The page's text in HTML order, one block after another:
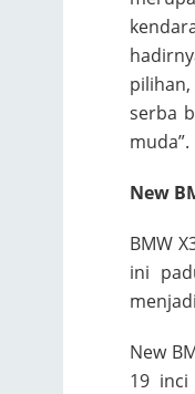
serba
muda”.
New
BMW
ini
New
19 inci